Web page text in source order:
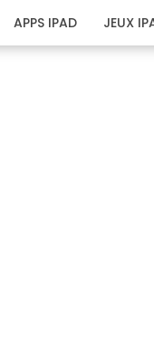
APPS IPAD JEUX